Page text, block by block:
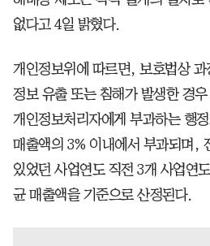
없다고 4일 밝혔다.
개인정보위에 따르면, 보호법상
정보 유출 또는 침해가 발생한 경
개인정보처리자에게 부과하는 행
매출액의 3% 이내에서 부과되며,
있었던 사업연도 직전 3개 사업연
균 매출액을 기준으로 산정된다.